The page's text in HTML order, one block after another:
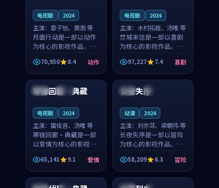
电视剧 2024
主演： 章子怡、黄渤 等
月面行动是一部以动作
为核心的影视作品，围
绕危机、反转与人物成
长展开，整体节奏紧
凑，值得推荐观看。
70,950 8.4 动作
电视剧 2024
主演： 木村拓哉、汤唯 等
焚城来信是一部以喜剧
为核心的影视作品，围
绕危机、反转与人物成
长展开，整体节奏紧
凑，值得推荐观看。
97,227 7.4 喜剧
法国 高分
寒锋回廊·典藏
电视剧 2024
主演： 雷佳音、汤唯 等
寒锋回廊·典藏是一部
以爱情为核心的影视作
品，围绕危机、反转与
人物成长展开，整体节
奏紧凑，值得推荐观
看。
65,141 9.1 爱情
韩国 完结
长夜失序
动漫 2024
主演： 刘亦菲、梁朝伟 等
长夜失序是一部以冒险
为核心的影视作品，围
绕危机、反转与人物成
长展开，整体节奏紧
凑，值得推荐观看。
58,209 6.3 冒险